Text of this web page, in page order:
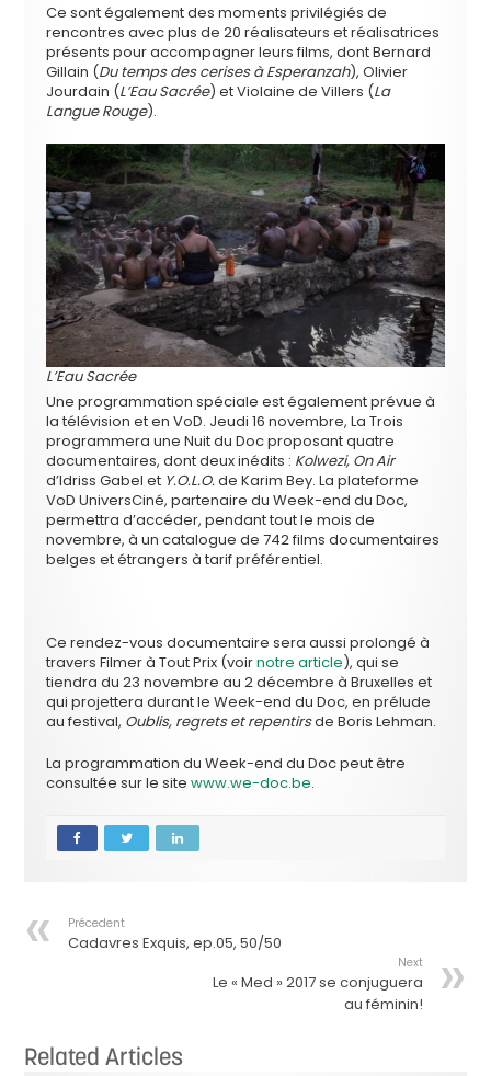
Ce sont également des moments privilégiés de
rencontres avec plus de 20 réalisateurs et réalisatrices
présents pour accompagner leurs films, dont Bernard
Gillain (Du temps des cerises à Esperanzah), Olivier
Jourdain (L’Eau Sacrée) et Violaine de Villers (La
Langue Rouge).
L’Eau Sacrée
Une programmation spéciale est également prévue à
la télévision et en VoD. Jeudi 16 novembre, La Trois
programmera une Nuit du Doc proposant quatre
documentaires, dont deux inédits : Kolwezi, On Air
d’Idriss Gabel et Y.O.L.O.de Karim Bey. La plateforme
VoD UniversCiné, partenaire du Week-end du Doc,
permettra d’accéder, pendant tout le mois de
novembre, à un catalogue de 742 films documentaires
belges et étrangers à tarif préférentiel.
Ce rendez-vous documentaire sera aussi prolongé à
travers Filmer à Tout Prix (voirnotre article), qui se
tiendra du 23 novembre au 2 décembre à Bruxelles et
qui projettera durant le Week-end du Doc, en prélude
au festival, Oublis, regrets et repentirsde Boris Lehman.
La programmation du Week-end du Doc peut être
consultée sur le sitewww.we-doc.be.
Précedent
Cadavres Exquis, ep.05, 50/50
Next
Le « Med » 2017 se conjuguera
au féminin!
Related Articles